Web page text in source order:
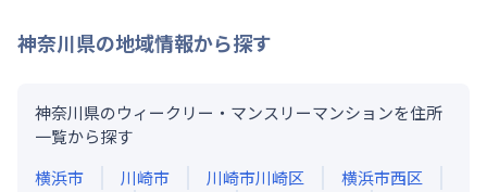
神奈川県の地域情報から探す
神奈川県のウィークリー・マンスリーマンションを住所
一覧から探す
横浜市
川崎市 川崎市川崎区
横浜市西区